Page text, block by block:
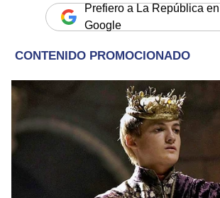
Prefiero a La República en
Google